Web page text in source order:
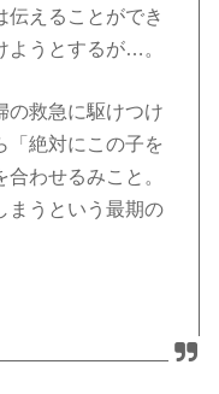
伝えることができ
ようとするが…。
の救急に駆けつけ
「絶対にこの子を
わせるみこと。
まうという最期の